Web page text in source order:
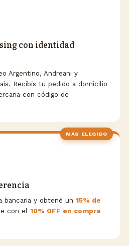
con identidad
Argentino, Andreani y
Recibís tu pedido a domicilio
con código de
MÁS ELEGIDO
bancaria y obtené un 15% de
con el 10% OFF en compra